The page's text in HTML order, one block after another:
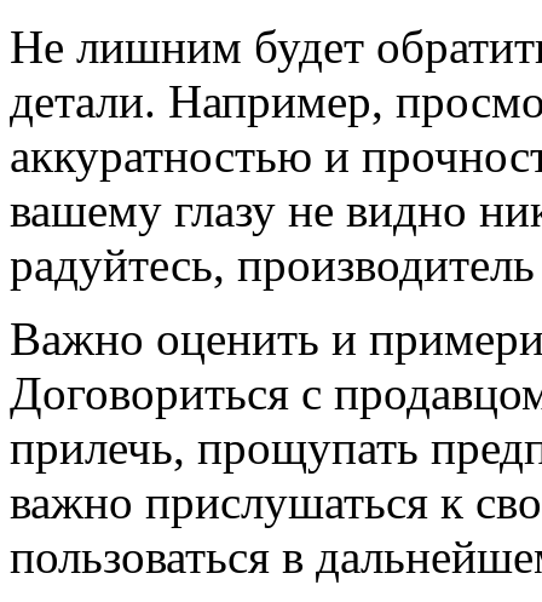
Не лишним будет
детали. Например,
аккуратностью и
вашему глазу не видно
радуйтесь,
Важно оценить и
Договориться с
прилечь, прощупать
важно прислушаться к
пользоваться в